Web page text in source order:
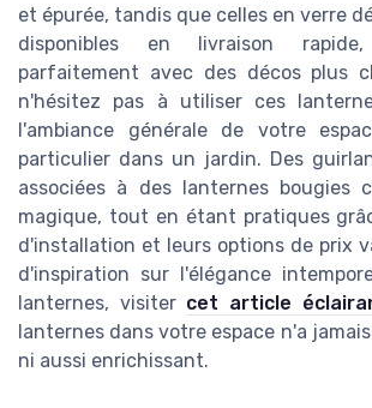
et épurée, tandis que celles en verre
disponibles en livraison rapide,
parfaitement avec des décos plus
n'hésitez pas à utiliser ces
l'ambiance générale de votre
particulier dans un jardin. Des
associées à des lanternes bougies
magique, tout en étant pratiques
d'installation et leurs options de prix
d'inspiration sur l'élégance
lanternes, visiter cet article
lanternes dans votre espace n'a
ni aussi enrichissant.